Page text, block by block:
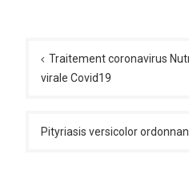
de
l’article
Traitement coronavirus
virale Covid19
Pityriasis versicolor